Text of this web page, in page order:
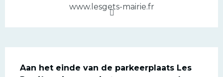
www.lesgets-mairie.fr
Beschrijving
Aan het einde van de parkeerplaats Les